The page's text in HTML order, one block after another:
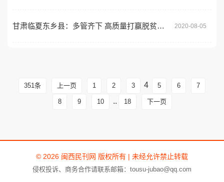
甘肃临夏东乡县：多管齐下 高质量打赢脱贫攻坚战 2020-08-05
351条 上一页 1 2 3 4 5 6 7
8 9 10 .. 18 下一页
© 2026 闽西民刊网 版权所有 | 未经允许禁止转载
侵权投诉、商务合作请联系邮箱：tousu-jubao@qq.com